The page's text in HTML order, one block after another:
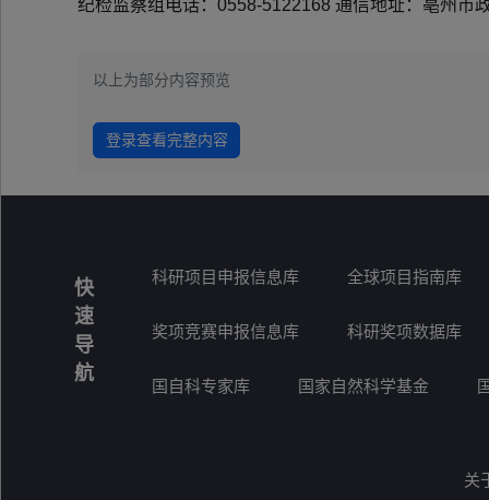
纪检监察组电话：0558-5122168 通信地址：亳州
以上为部分内容预览
登录查看完整内容
快
速
导
航
科研项目申报信息库 全球项目指南库
奖项竞赛申报信息库 科研奖项数据库
国自科专家库 国家自然科学基金
关